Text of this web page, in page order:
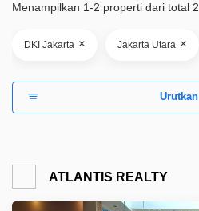
Fitur Unggulan
Menampilkan 1-2 properti dari total 2
DKI Jakarta × Jakarta Utara ×
Urutkan
ATLANTIS REALTY